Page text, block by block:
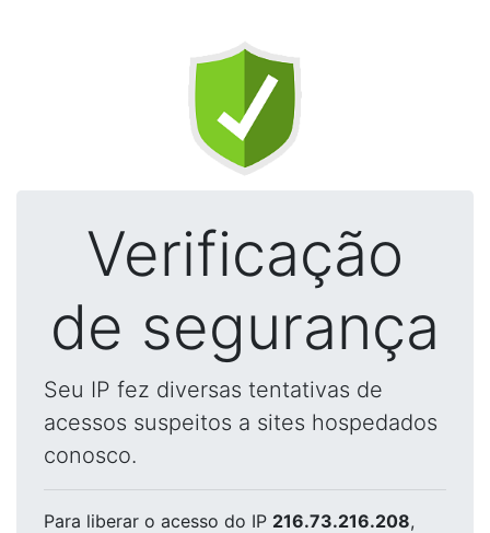
Verificação
de segurança
Seu IP fez diversas tentativas de
acessos suspeitos a sites hospedados
conosco.
Para liberar o acesso do IP 216.73.216.208,